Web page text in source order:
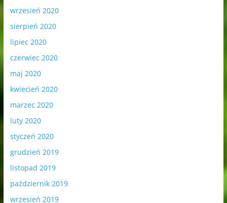
wrzesień 2020
sierpień 2020
lipiec 2020
czerwiec 2020
maj 2020
kwiecień 2020
marzec 2020
luty 2020
styczeń 2020
grudzień 2019
listopad 2019
październik 2019
wrzesień 2019